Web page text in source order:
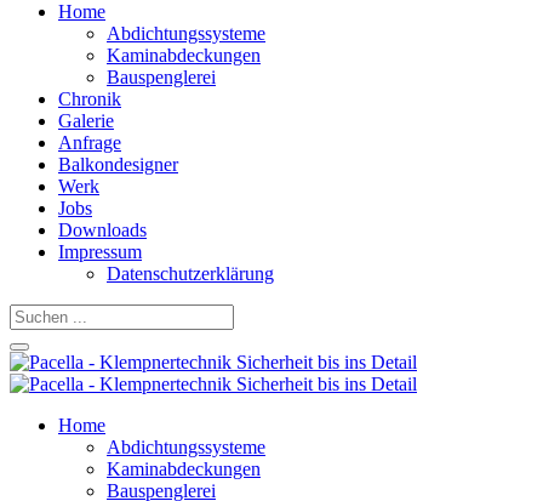
Home
Abdichtungssysteme
Kaminabdeckungen
Bauspenglerei
Chronik
Galerie
Anfrage
Balkondesigner
Werk
Jobs
Downloads
Impressum
Datenschutzerklärung
Home
Abdichtungssysteme
Kaminabdeckungen
Bauspenglerei